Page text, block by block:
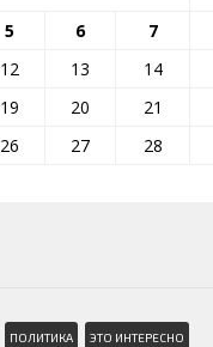
5 6 7
12 13 14
19 20 21
26 27 28
ПОЛИТИКА ЭТО ИНТЕРЕСНО